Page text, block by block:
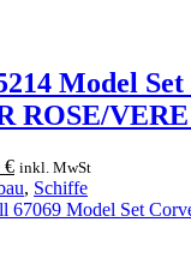
Model
ROSE/
€Aktueller
Preis
ist:
inkl. MwSt
, Schiffe